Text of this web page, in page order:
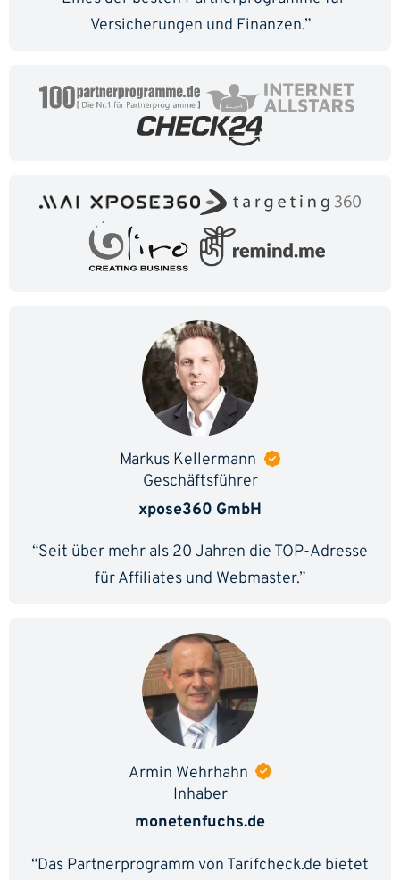
Versicherungen und Finanzen.”
Markus Kellermann
Geschäftsführer
xpose360 GmbH
“Seit über mehr als 20 Jahren die TOP-Adresse
für Affiliates und Webmaster.”
Armin Wehrhahn
Inhaber
monetenfuchs.de
“Das Partnerprogramm von Tarifcheck.de bietet